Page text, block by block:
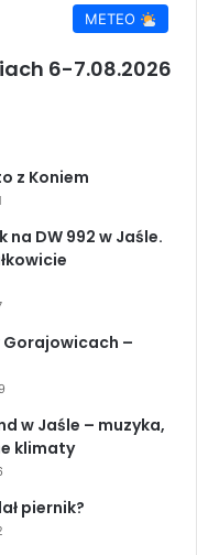
METEO
6-7.08.2026
z Koniem
na DW 992 w Jaśle.
Gorajowicach –
w Jaśle – muzyka,
klimaty
piernik?